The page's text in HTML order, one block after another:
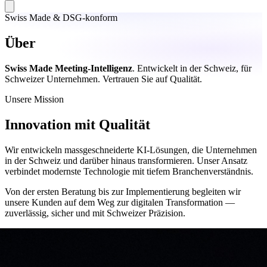
Swiss Made & DSG-konform
Über
Swiss Made Meeting-Intelligenz. Entwickelt in der Schweiz, für
Schweizer Unternehmen. Vertrauen Sie auf Qualität.
Unsere Mission
Innovation mit Qualität
Wir entwickeln massgeschneiderte KI-Lösungen, die Unternehmen
in der Schweiz und darüber hinaus transformieren. Unser Ansatz
verbindet modernste Technologie mit tiefem Branchenverständnis.
Von der ersten Beratung bis zur Implementierung begleiten wir
unsere Kunden auf dem Weg zur digitalen Transformation —
zuverlässig, sicher und mit Schweizer Präzision.